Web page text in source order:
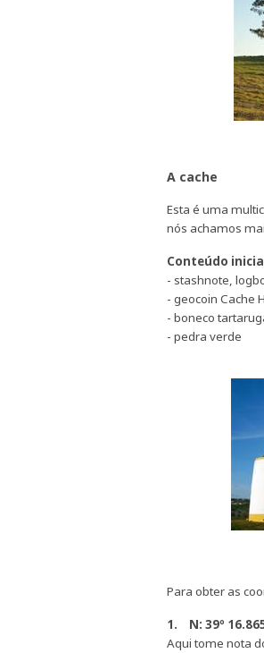
A cache
Esta é uma
nós achamos
Conteúdo
- stashnote,
- geocoin Cache
- boneco
- pedra verde
Para obter as
1.
N: 39º
Aqui tome nota